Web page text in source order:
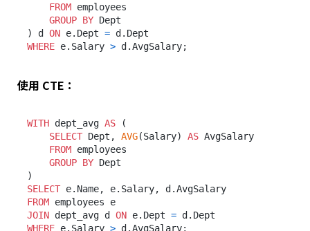
FROM employees
GROUP BY Dept
) d ON e.Dept =
WHERE e.Salary >
使用 CTE：
WITH dept_avg AS (
SELECT Dept, AVG(Salary) AS AvgSalary
FROM employees
GROUP BY Dept
SELECT
FROM
JOIN dept_avg d ON e.Dept =
WHERE e.Salary >